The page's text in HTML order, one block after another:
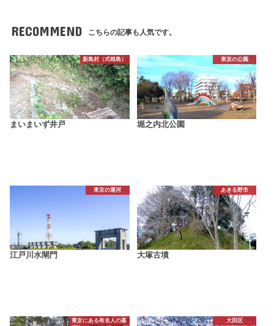
RECOMMEND こちらの記事も人気です。
新島村（式根島）
まいまいず井戸
東京の公園
堀之内北公園
東京の運河
江戸川水閘門
あきる野市
大塚古墳
東京にある有名人の墓 大田区